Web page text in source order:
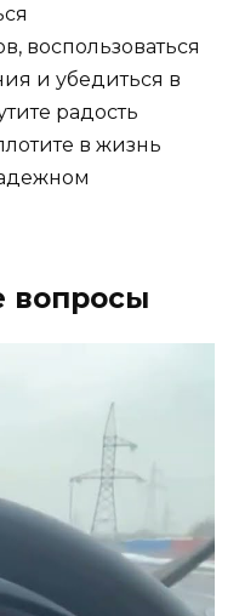
воспользоваться
и убедиться в
радость
в жизнь
вопросы